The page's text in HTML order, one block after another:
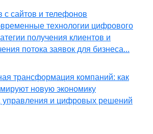
с сайтов и телефонов
технологии цифрового
получения клиентов и
потока заявок для бизнеса...
трансформация компаний: как
новую экономику
управления и цифровых решений